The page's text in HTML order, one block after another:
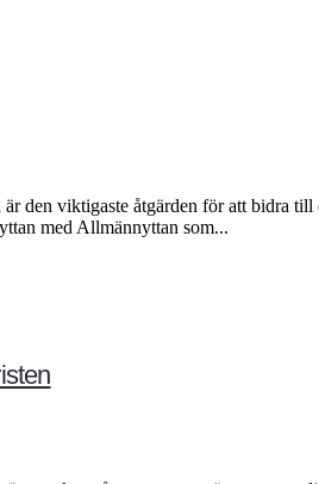
den viktigaste åtgärden för att bidra
med Allmännyttan som...